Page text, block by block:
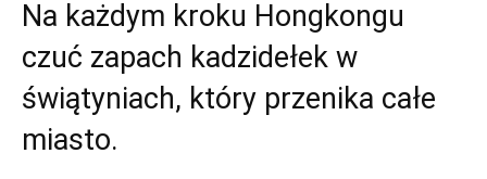
Na każdym kroku Hongkongu
czuć⁢ zapach kadzidełek w
świątyniach, który⁢ przenika całe‍
miasto.